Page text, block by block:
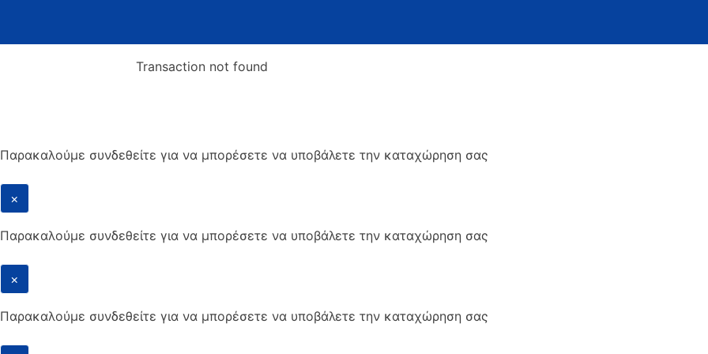
Transaction not found
Παρακαλούμε συνδεθείτε για να μπορέσετε να υποβάλετε την καταχώρηση σας
×
Παρακαλούμε συνδεθείτε για να μπορέσετε να υποβάλετε την καταχώρηση σας
×
Παρακαλούμε συνδεθείτε για να μπορέσετε να υποβάλετε την καταχώρηση σας